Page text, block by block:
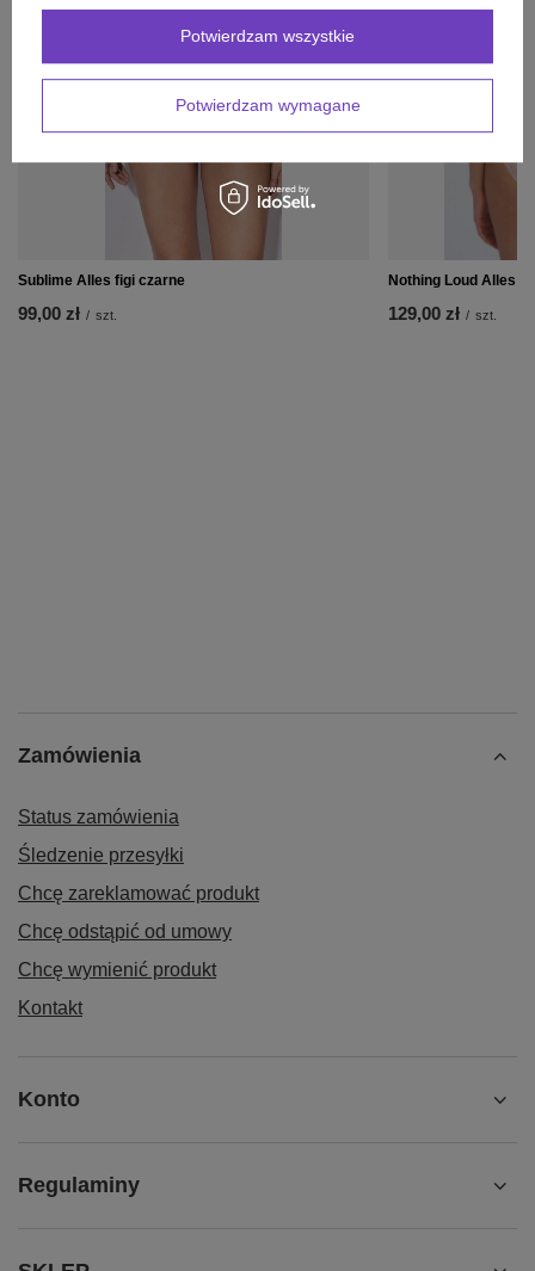
Sublime Alles figi czarne
99,00 zł / szt.
Nothing Loud Alles
129,00 zł / szt.
Zamówienia
Status zamówienia
Śledzenie przesyłki
Chcę zareklamować produkt
Chcę odstąpić od umowy
Chcę wymienić produkt
Kontakt
Konto
Regulaminy
Potwierdzam wymagane
Potwierdzam wszystkie